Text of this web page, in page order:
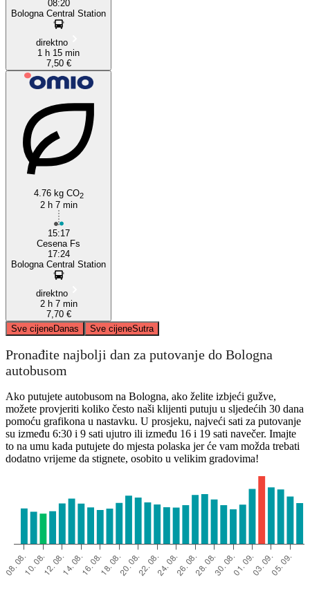
08:20
Bologna Central Station
direktno
1 h 15 min
7,50 €
4.76 kg CO2
2 h 7 min
15:17
Cesena Fs
17:24
Bologna Central Station
direktno
2 h 7 min
7,70 €
Sve cijeneDanas Sve cijeneSutra
Pronađite najbolji dan za putovanje do Bologna
autobusom
Ako putujete autobusom na Bologna, ako želite izbjeći gužve,
možete provjeriti koliko često naši klijenti putuju u sljedećih 30 dana
pomoću grafikona u nastavku. U prosjeku, najveći sati za putovanje
su između 6:30 i 9 sati ujutro ili između 16 i 19 sati navečer. Imajte
to na umu kada putujete do mjesta polaska jer će vam možda trebati
dodatno vrijeme da stignete, osobito u velikim gradovima!